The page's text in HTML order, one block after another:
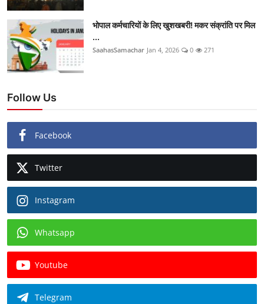
भोपाल कर्मचारियों के लिए खुशखबरी! मकर संक्रांति पर मिल
...
SaahasSamachar Jan 4, 2026 0 271
Follow Us
Facebook
Twitter
Instagram
Whatsapp
Youtube
Telegram